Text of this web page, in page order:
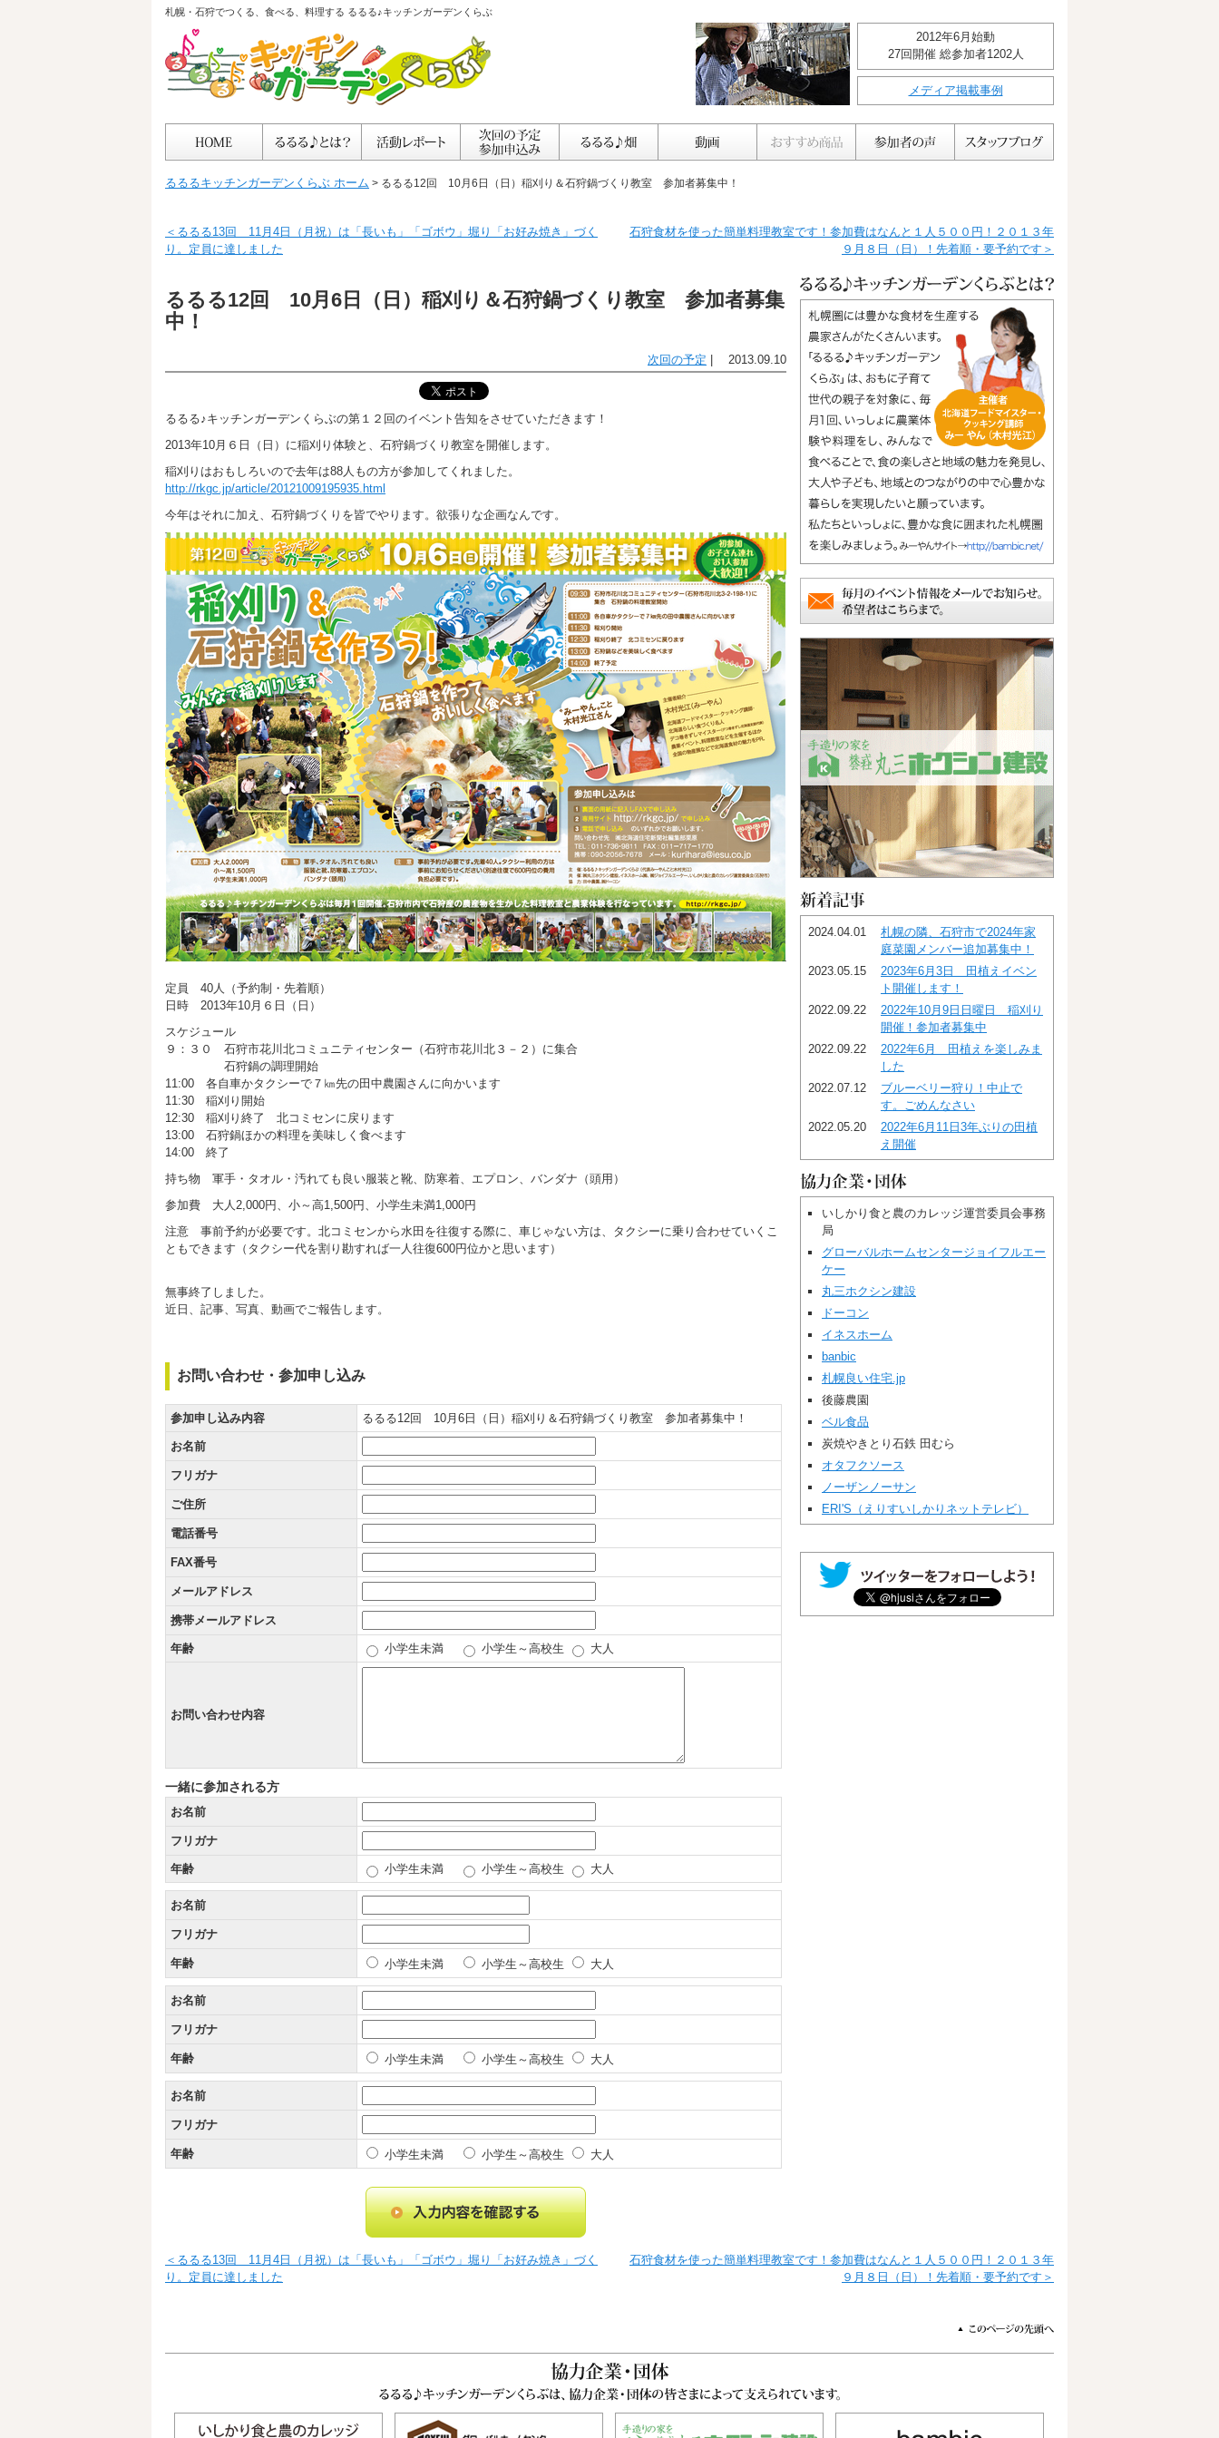
札幌・石狩でつくる、食べる、料理する るるる♪キッチンガーデンくらぶ
2012年6月始動
27回開催 総参加者1202人
メディア掲載事例
るるるキッチンガーデンくらぶ ホーム > るるる12回 10月6日（日）稲刈り＆石狩鍋づくり教室 参加者募集中！
石狩食材を使った簡単料理教室です！参加費はなんと１人５００円！２０１３年
９月８日（日）！先着順・要予約です＞
＜るるる13回 11月4日（月祝）は「長いも」「ゴボウ」堀り「お好み焼き」づく
り。定員に達しました
るるる12回 10月6日（日）稲刈り＆石狩鍋づくり教室 参加者募集
中！
次回の予定 | 2013.09.10
るるる♪キッチンガーデンくらぶの第１２回のイベント告知をさせていただきます！
2013年10月６日（日）に稲刈り体験と、石狩鍋づくり教室を開催します。
稲刈りはおもしろいので去年は88人もの方が参加してくれました。
http://rkgc.jp/article/20121009195935.html
今年はそれに加え、石狩鍋づくりを皆でやります。欲張りな企画なんです。
定員 40人（予約制・先着順）
日時 2013年10月６日（日）
スケジュール
９：３０ 石狩市花川北コミュニティセンター（石狩市花川北３－２）に集合
石狩鍋の調理開始
11:00 各自車かタクシーで７㎞先の田中農園さんに向かいます
11:30 稲刈り開始
12:30 稲刈り終了 北コミセンに戻ります
13:00 石狩鍋ほかの料理を美味しく食べます
14:00 終了
持ち物 軍手・タオル・汚れても良い服装と靴、防寒着、エプロン、バンダナ（頭用）
参加費 大人2,000円、小～高1,500円、小学生未満1,000円
注意 事前予約が必要です。北コミセンから水田を往復する際に、車じゃない方は、タクシーに乗り合わせていくこ
ともできます（タクシー代を割り勘すれば一人往復600円位かと思います）
無事終了しました。
近日、記事、写真、動画でご報告します。
お問い合わせ・参加申し込み
参加申し込み内容 るるる12回 10月6日（日）稲刈り＆石狩鍋づくり教室 参加者募集中！
お名前
フリガナ
ご住所
電話番号
FAX番号
メールアドレス
携帯メールアドレス
年齢 小学生未満 小学生～高校生 大人
お問い合わせ内容
一緒に参加される方
お名前
フリガナ
年齢 小学生未満 小学生～高校生 大人
お名前
フリガナ
年齢 小学生未満 小学生～高校生 大人
お名前
フリガナ
年齢 小学生未満 小学生～高校生 大人
お名前
フリガナ
年齢 小学生未満 小学生～高校生 大人
2024.04.01
札幌の隣、石狩市で2024年家
庭菜園メンバー追加募集中！
2023.05.15
2023年6月3日 田植えイベン
ト開催します！
2022.09.22
2022年10月9日日曜日 稲刈り
開催！参加者募集中
2022.09.22
2022年6月 田植えを楽しみま
した
2022.07.12
ブルーベリー狩り！中止で
す。ごめんなさい
2022.05.20
2022年6月11日3年ぶりの田植
え開催
いしかり食と農のカレッジ運営委員会事務
局
グローバルホームセンタージョイフルエー
ケー
丸三ホクシン建設
ドーコン
イネスホーム
banbic
札幌良い住宅.jp
後藤農園
ベル食品
炭焼やきとり石鉄 田むら
オタフクソース
ノーザンノーサン
ERI'S（えりすいしかりネットテレビ）
石狩食材を使った簡単料理教室です！参加費はなんと１人５００円！２０１３年
９月８日（日）！先着順・要予約です＞
＜るるる13回 11月4日（月祝）は「長いも」「ゴボウ」堀り「お好み焼き」づく
り。定員に達しました